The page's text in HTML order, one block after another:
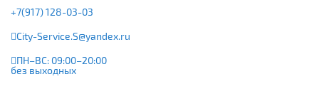
+7(917) 128-03-03
City-Service.S@yandex.ru
ПН–ВС: 09:00–20:00
без выходных